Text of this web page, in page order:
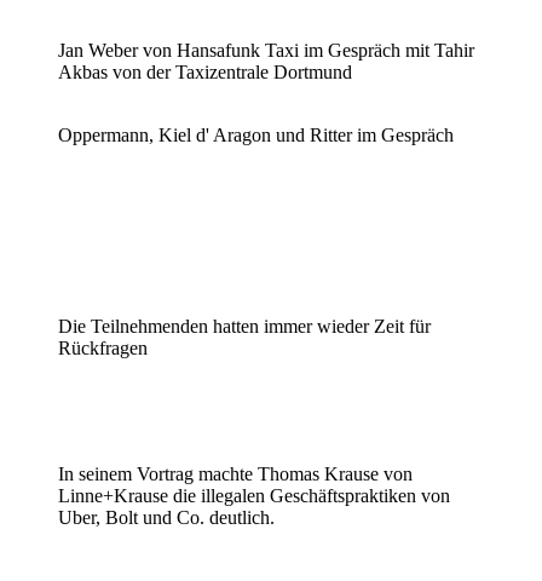
Jan Weber von Hansafunk Taxi im Gespräch mit Tahir
Akbas von der Taxizentrale Dortmund
Oppermann, Kiel d' Aragon und Ritter im Gespräch
Die Teilnehmenden hatten immer wieder Zeit für
Rückfragen
In seinem Vortrag machte Thomas Krause von
Linne+Krause die illegalen Geschäftspraktiken von
Uber, Bolt und Co. deutlich.